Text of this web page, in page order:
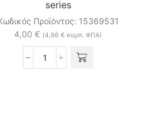
series
Προϊόντος: 15369531
4,00€ (4,96€ συμπ. ΦΠΑ)
Mikrotik